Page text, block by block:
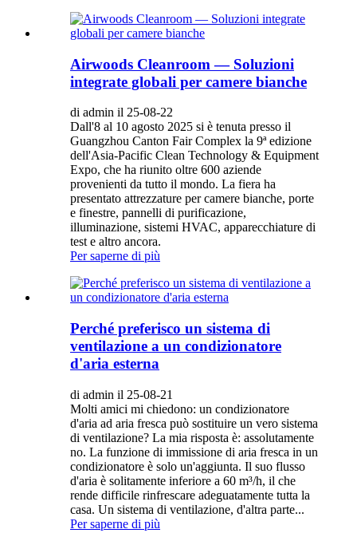
Airwoods Cleanroom — Soluzioni
integrate globali per camere bianche
di admin il 25-08-22
Dall'8 al 10 agosto 2025 si è tenuta presso il
Guangzhou Canton Fair Complex la 9ª edizione
dell'Asia-Pacific Clean Technology & Equipment
Expo, che ha riunito oltre 600 aziende
provenienti da tutto il mondo. La fiera ha
presentato attrezzature per camere bianche, porte
e finestre, pannelli di purificazione,
illuminazione, sistemi HVAC, apparecchiature di
test e altro ancora.
Per saperne di più
Perché preferisco un sistema di
ventilazione a un condizionatore
d'aria esterna
di admin il 25-08-21
Molti amici mi chiedono: un condizionatore
d'aria ad aria fresca può sostituire un vero sistema
di ventilazione? La mia risposta è: assolutamente
no. La funzione di immissione di aria fresca in un
condizionatore è solo un'aggiunta. Il suo flusso
d'aria è solitamente inferiore a 60 m³/h, il che
rende difficile rinfrescare adeguatamente tutta la
casa. Un sistema di ventilazione, d'altra parte...
Per saperne di più